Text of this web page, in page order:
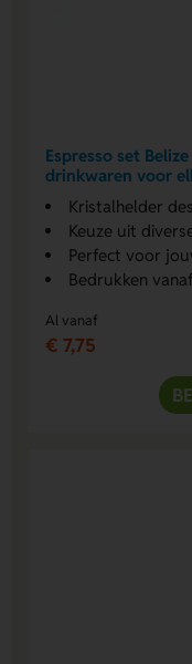
Espresso set
drinkwaren voor
Kristalhelder
Keuze uit
Perfect voor
Bedrukken
Al vanaf
€ 7,75